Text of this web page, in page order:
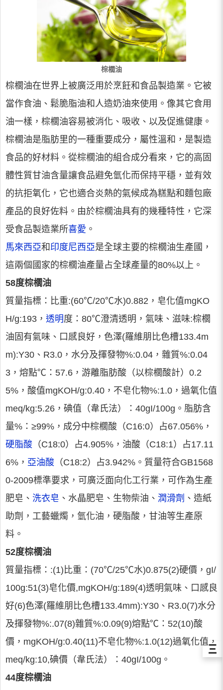
棕櫚油
棕櫚油在世界上被廣泛用於烹飪和食品製造業。它被
當作食油、鬆脆脂油和人造奶油來使用。像其它食用
油一樣，棕櫚油容易被消化、吸收、以及促進健康。
棕櫚油是脂肪里的一種重要成分，屬性溫和，是製造
食品的好材料。從棕櫚油的組合成分看來，它的高固
體性質甘油含量讓食品避免氫化而保持平穩，並有效
的抗拒氧化，它也適合炎熱的氣候成為糕點和麵包廠
產品的良好佐料。由於棕櫚油具有的幾種特性，它深
受食品製造業所喜愛 。
馬來西亞和 印度尼西亞是全球主要的棕櫚油生產國，
這兩個國家的棕櫚油產量占全球產量的80%以上。
58度棕櫚油
質量指標：比重:(60℃/20℃水)0.882，皂化值mgKO
H/g:193， 透明度：80℃澄清透明，氣味、滋味:棕櫚
油固有氣味、口感良好，色澤(羅維朋比色槽133.4m
m):Y30、R3.0，水分及揮發物%:0.04，雜質%:0.04
3，熔點℃：57.6，游離脂肪酸（以棕櫚酸計）0.2
5%，酸值mgKOH/g:0.40，不皂化物%:1.0，過氧化值
meq/kg:5.26，碘值（韋氏法）：40gI/100g。脂肪含
量%：≥99%，成分中棕櫚酸（C16:0）占67.056%，
硬脂酸 （C18:0）占4.905%，油酸（C18:1）占17.11
6%， 亞油酸 （C18:2）占3.942%。質量符合GB1568
0-2009標準要求，可廣泛面向化工行業，可作為生產
肥皂、 洗衣皂 、水晶肥皂、生物柴油、 潤滑劑 、造紙
助劑，工藝蠟燭，氫化油，硬脂酸，甘油等生產原
料。
52度棕櫚油
質量指標：:(1)比重：(70℃/25℃水)0.875(2)硬價，gI/
100g:51(3)皂化價,mgKOH/g:189(4)透明氣味、口感良
好(6)色澤(羅維朋比色槽133.4mm):Y30、R3.0(7)水分
及揮發物%:.07(8)雜質%:0.09(9)熔點℃：52(10)酸
價，mgKOH/g:0.40(11)不皂化物%:1.0(12)過氧化值，
meq/kg:10,碘價（韋氏法）：40gI/100g。
44度棕櫚油
Ξ